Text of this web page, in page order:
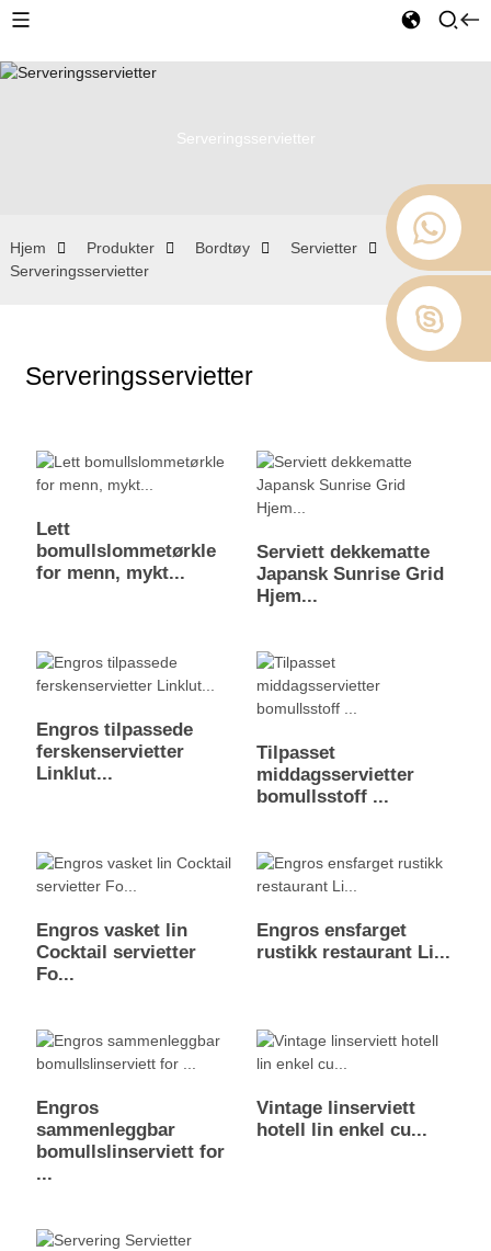
Serveringsservietter
Hjem Produkter Bordtøy
Servietter
Serveringsservietter
Serveringsservietter
Lett
bomullslommetørkle
for menn, mykt...
Serviett dekkematte
Japansk Sunrise Grid
Hjem...
Engros tilpassede
ferskenservietter
Linklut...
Tilpasset
middagsservietter
bomullsstoff ...
Engros vasket lin
Cocktail servietter
Fo...
Engros ensfarget
rustikk restaurant Li...
Engros
sammenleggbar
bomullslinserviett for
...
Vintage linserviett
hotell lin enkel cu...